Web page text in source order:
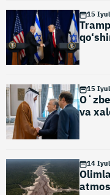
15 Iyul
15 Iyul
va
14 Iyul